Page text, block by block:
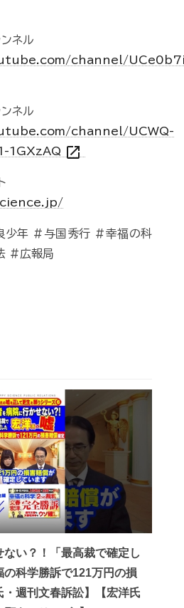
ネル
channel/
ネル
channel/UCWQ-
1GXzAQ open_in_new
少年 #与国秀行 #幸福の科
#広報局
い？！「最高裁で確定し
の科学勝訴で121万円の損
週刊文春訴訟】【宏洋氏